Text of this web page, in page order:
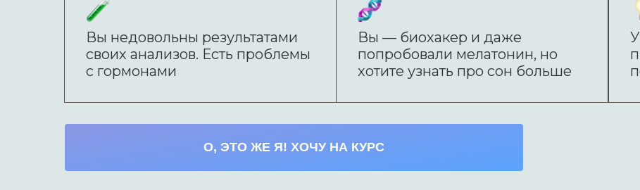
Вы недовольны результатами
своих анализов. Есть проблемы
с гормонами
Вы — биохакер и даже
попробовали мелатонин, но
хотите узнать про сон больше
О, ЭТО ЖЕ Я! ХОЧУ НА КУРС